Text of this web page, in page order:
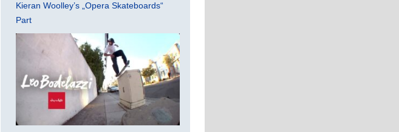
Kieran Woolley’s „Opera Skateboards“
Part